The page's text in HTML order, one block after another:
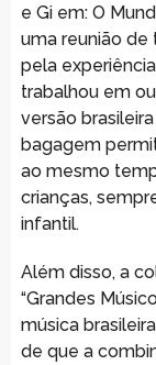
e Gi em: O
uma reunião
pela
trabalhou em
versão
bagagem
ao mesmo
crianças,
infantil.
Além disso, a
“Grandes
música
de que a